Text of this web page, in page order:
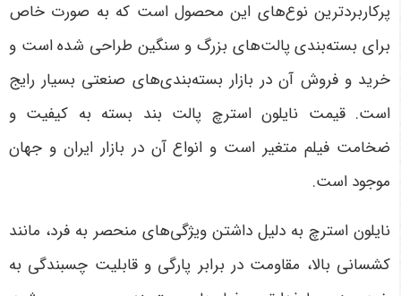
پرکاربردترین نوع‌های این محصول است که به صورت خاص
برای بسته‌بندی پالت‌های بزرگ و سنگین طراحی شده است و
خرید و فروش آن در بازار بسته‌بندی‌های صنعتی بسیار رایج
است. قیمت نایلون استرچ پالت بند بسته به کیفیت و
ضخامت فیلم متغیر است و انواع آن در بازار ایران و جهان
موجود است.
نایلون استرچ به دلیل داشتن ویژگی‌های منحصر به فرد، مانند
کشسانی بالا، مقاومت در برابر پارگی و قابلیت چسبندگی به